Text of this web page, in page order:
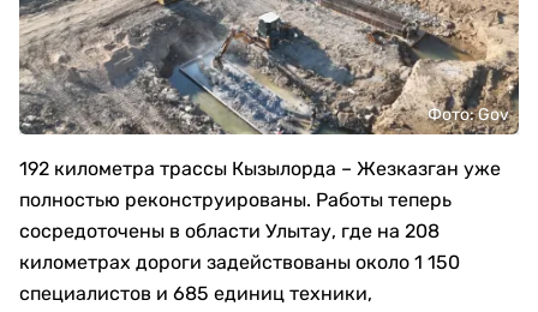
Фото: Gov
192 километра трассы Кызылорда – Жезказган уже
полностью реконструированы. Работы теперь
сосредоточены в области Улытау, где на 208
километрах дороги задействованы около 1 150
специалистов и 685 единиц техники,